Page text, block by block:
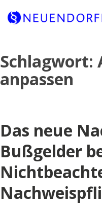
to
content
Schlagwort:
anpassen
Das neue
Bußgelder